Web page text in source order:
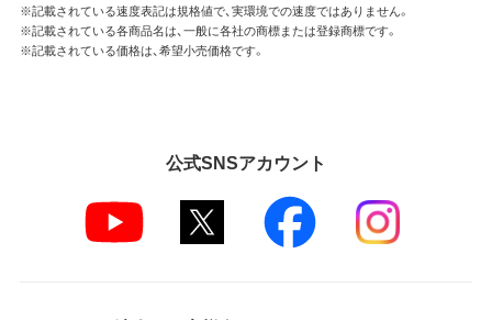
※記載されている速度表記は規格値で、実環境での速度ではありません。
※記載されている各商品名は、一般に各社の商標または登録商標です。
※記載されている価格は、希望小売価格です。
公式SNSアカウント